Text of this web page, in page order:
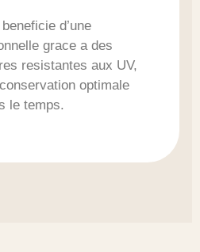
d’une
grace a des
resistantes aux UV,
optimale
le temps.